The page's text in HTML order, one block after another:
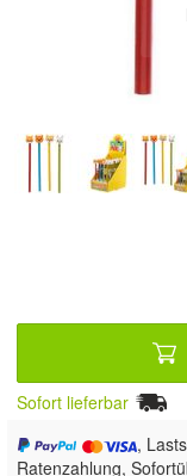
Sofort lieferbar
,
Ratenzahlung,